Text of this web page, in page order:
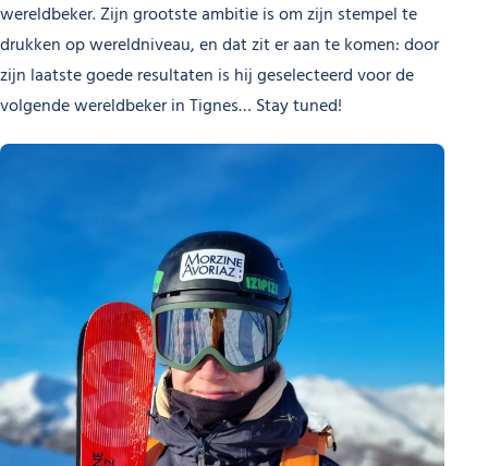
wereldbeker. Zijn grootste ambitie is om zijn stempel te
drukken op wereldniveau, en dat zit er aan te komen: door
zijn laatste goede resultaten is hij geselecteerd voor de
volgende wereldbeker in Tignes… Stay tuned!